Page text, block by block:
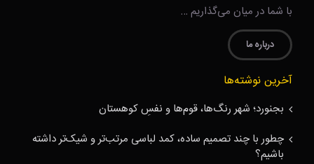
با شما در میان می‌گذاریم …
درباره ما
آخرین نوشته‌ها
بجنورد؛ شهر رنگ‌ها، قوم‌ها و نفسِ کوهستان
چطور با چند تصمیم ساده، کمد لباسی مرتب‌تر و شیک‌تر داشته
باشیم؟